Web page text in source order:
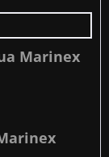
Marinex